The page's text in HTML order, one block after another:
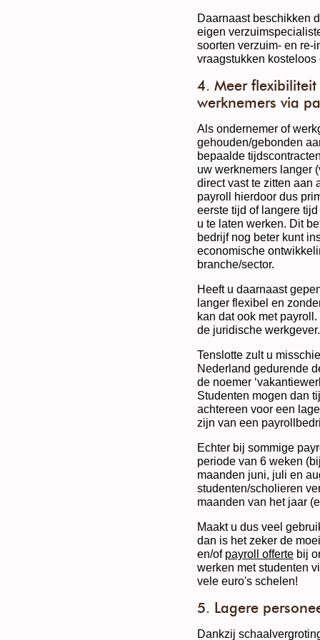
Daarnaast beschikken
eigen
soorten verzuim- en re-
vraagstukken kosteloos
4. Meer
werknemers via
Als ondernemer of
gehouden/gebonden
bepaalde
uw werknemers langer
direct vast te zitten aan
payroll hierdoor dus
eerste tijd of langere
u te laten werken. Dit
bedrijf nog beter kunt
economische
branche/sector.
Heeft u daarnaast
langer flexibel en
kan dat ook met
de juridische werkgever.
Tenslotte zult u
Nederland gedurende
de noemer
Studenten mogen dan
achtereen voor een
zijn van een
Echter bij sommige
periode van 6 weken
maanden juni, juli en
studenten/scholieren
maanden van het jaar
Maakt u dus veel
dan is het zeker de
en/of payroll offerte bij
werken met studenten
vele euro's schelen!
5. Lagere
Dankzij